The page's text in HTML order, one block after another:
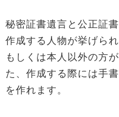
秘密証書遺言と公正証
作成する人物が挙げら
もしくは本人以外の方
た、作成する際には手
を作れます。